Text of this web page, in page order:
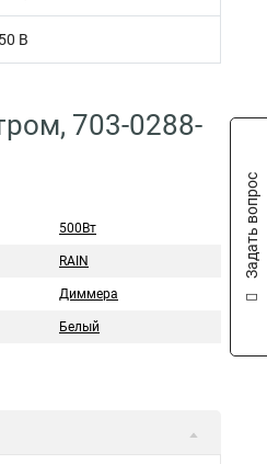
В
703-0288-
500Вт
RAIN
Диммера
Белый
Задать вопрос